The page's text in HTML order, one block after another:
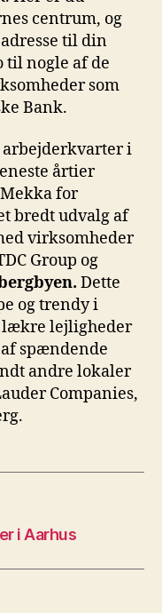
centrum, og
til din
til nogle af de
som
Bank.
arbejderkvarter i
årtier
for
bredt udvalg af
virksomheder
Group og
Dette
og trendy i
lækre lejligheder
spændende
andre lokaler
Companies,
i Aarhus